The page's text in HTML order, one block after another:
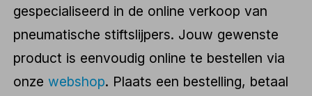
gespecialiseerd in de online verkoop van
pneumatische stiftslijpers. Jouw gewenste
product is eenvoudig online te bestellen via
onzewebshop. Plaats een bestelling, betaal